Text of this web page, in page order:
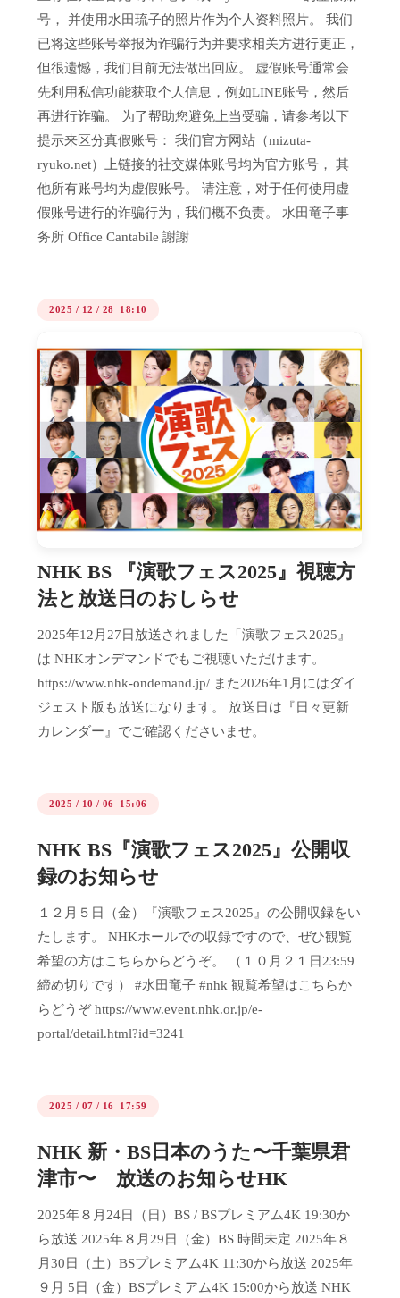
号， 并使用水田琉子的照片作为个人资料照片。 我们
已将这些账号举报为诈骗行为并要求相关方进行更正，
但很遗憾，我们目前无法做出回应。 虚假账号通常会
先利用私信功能获取个人信息，例如LINE账号，然后
再进行诈骗。 为了帮助您避免上当受骗，请参考以下
提示来区分真假账号： 我们官方网站（mizuta-
ryuko.net）上链接的社交媒体账号均为官方账号， 其
他所有账号均为虚假账号。 请注意，对于任何使用虚
假账号进行的诈骗行为，我们概不负责。 水田竜子事
务所 Office Cantabile 謝謝
2025 / 12 / 28 18:10
NHK BS 『演歌フェス2025』視聴方
法と放送日のおしらせ
2025年12月27日放送されました「演歌フェス2025』
は NHKオンデマンドでもご視聴いただけます。
https://www.nhk-ondemand.jp/ また2026年1月にはダイ
ジェスト版も放送になります。 放送日は『日々更新
カレンダー』でご確認くださいませ。
2025 / 10 / 06 15:06
NHK BS『演歌フェス2025』公開収
録のお知らせ
１２月５日（金）『演歌フェス2025』の公開収録をい
たします。 NHKホールでの収録ですので、ぜひ観覧
希望の方はこちらからどうぞ。 （１０月２１日23:59
締め切りです） #水田竜子 #nhk 観覧希望はこちらか
らどうぞ https://www.event.nhk.or.jp/e-
portal/detail.html?id=3241
2025 / 07 / 16 17:59
NHK 新・BS日本のうた〜千葉県君
津市〜 放送のお知らせHK
2025年８月24日（日）BS / BSプレミアム4K 19:30か
ら放送 2025年８月29日（金）BS 時間未定 2025年８
月30日（土）BSプレミアム4K 11:30から放送 2025年
９月 5日（金）BSプレミアム4K 15:00から放送 NHK